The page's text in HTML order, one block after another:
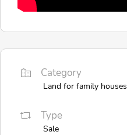
Category
Land for family houses
Type
Sale